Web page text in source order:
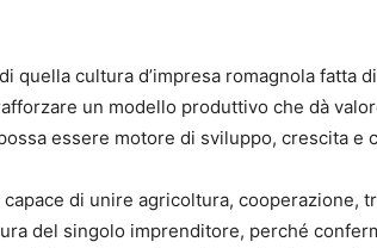
quella cultura d’impresa romagnola fatta
un modello produttivo che dà
essere motore di sviluppo, crescita e
di unire agricoltura, cooperazione,
del singolo imprenditore, perché